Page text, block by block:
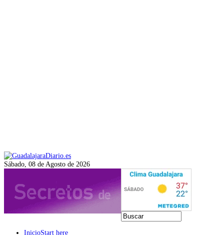
Sábado, 08 de Agosto de 2026
InicioStart here